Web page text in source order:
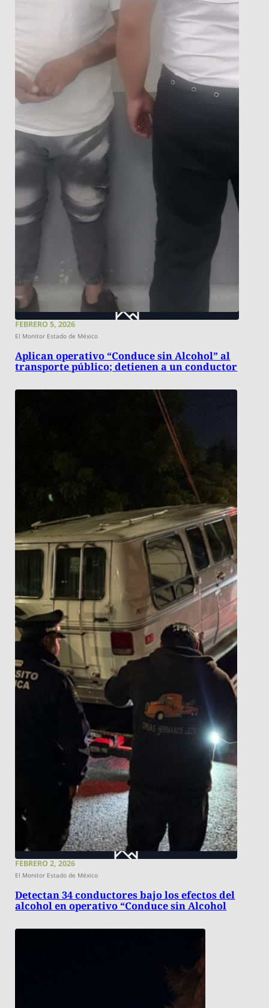
FEBRERO 5, 2026
El Monitor Estado de México
Aplican operativo “Conduce sin Alcohol” al
transporte público; detienen a un conductor
FEBRERO 2, 2026
El Monitor Estado de México
Detectan 34 conductores bajo los efectos del
alcohol en operativo “Conduce sin Alcohol